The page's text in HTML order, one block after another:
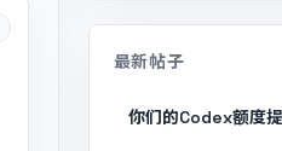
最新帖子
你们的Codex额度